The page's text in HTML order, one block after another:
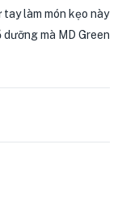
làm món kẹo này
mà MD Green